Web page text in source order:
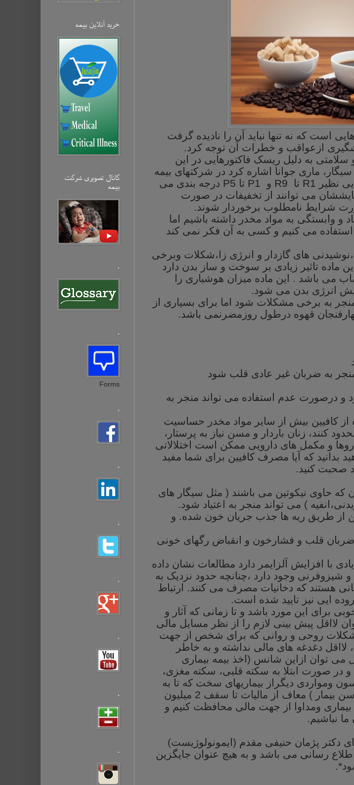
هایی است که نه تنها نباید آن را نادیده گرفت
ازعواقب و خطرات آن توجه کرد.
به دلیل ریسک فاکتورهایی در این
ماری جوانا اشاره کرد در شرکتهای بیمه
نظیر R1 تا R9 و P1 تا P5 درجه بندی می
می توانند از تخفیفات در صورت
شرایط نامطلوب برخوردار شوند.
و وابستگی به مواد مخدر داشته باشیم اما
استفاده می کنیم و کسی به آن فکر نمی کند
های گازدار و انرژی زا،شکلات وبرخی
ماده تاثیر زیادی بر سوخت و ساز بدن دارد
می باشد . این ماده میزان هوشیاری را
انرژی بدن می شود.
به برخی مشکلات شود اما برای بسیاری از
قهوه درطول روزمضرنمی باشد.
به ضربان غیر عادی قلب شود
و درصورت عدم استفاده می تواند منجر به
از کافیین بیش از سایر مواد مخدر حساسیت
کنند، زنان باردار و مسن نیاز به پرستار،
و مکمل های دارویی ممکن است اختلالاتی
بدانید که آیا مصرف کافیین برای شما مفید
صحبت کنید.
که حاوی نیکوتین می باشند ( مثل سیگار های
) می تواند منجر به اعتیاد شود.
از طریق ریه ها جذب جریان خون شده. و
قلب و فشارخون و انقباض رگهای خونی
با افزایش آلزایمر دارد مطالعات نشان داده
و شیزوفرنی وجود دارد ،چنانچه حدود نزدیک به
هستند که دخانیات مصرف می کنند. ارتباط
روده ایی نیز تایید شده است.
برای این مورد باشد و تا زمانی که آثار و
لااقل پیش بینی لازم را از نظر مسایل مالی
روحی و روانی که برای شخص از جهت
لااقل دغدغه های مالی نداشته و به خاطر
می توان ازاین شانس (اخذ بیمه بیماری
در صورت ابتلا به سکته قلبی، سکته مغزی،
ومواردی دیگراز بیماریهای سخت که تا به
سن بیمار ) معاف از مالیات تا سقف 2 میلیون
بیماری ومداوا از جهت مالی محافظت کنیم و
ما نباشیم.
دکتر پژمان حنیفی مقدم (ایمونولوژیست(
اطلاع رسانی می باشد و به هیچ عنوان جایگزین
.*
خرید آنلاین بیمه‌
کانال تصویری شرکت
بیمه‌
.
.
Forms
.
.
.
.
.
.
.